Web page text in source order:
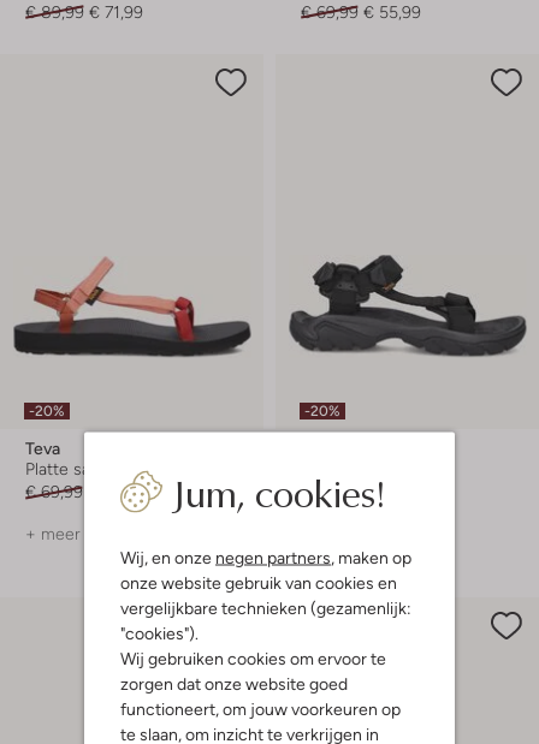
Jum, cookies!
Wij, en onze negen partners , maken op
onze website gebruik van cookies en
vergelijkbare technieken (gezamenlijk:
"cookies").
Wij gebruiken cookies om ervoor te
zorgen dat onze website goed
functioneert, om jouw voorkeuren op
te slaan, om inzicht te verkrijgen in
€ 89,99 € 71,99
€ 69,99 € 55,99
-20%
Teva
Platte sandalen
€ 69,99
€ 55,99
+ meer kleuren
-20%
€ 119,99 € 95,99